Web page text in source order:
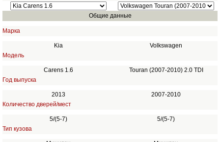
Общие данные
Марка
Kia
Volkswagen
Модель
Carens 1.6
Touran (2007-2010) 2.0 TDI
Год выпуска
2013
2007-2010
Количество дверей/мест
5/(5-7)
5/(5-7)
Тип кузова